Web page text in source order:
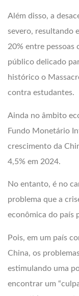
Além disso, a
severo, resultando
20% entre pessoas
público delicado
histórico o
contra estudantes.
Ainda no âmbito
Fundo Monetário
crescimento da
4,5% em 2024.
No entanto, é no
problema que a
econômica do país
Pois, em um país
China, os
estimulando uma
encontrar um